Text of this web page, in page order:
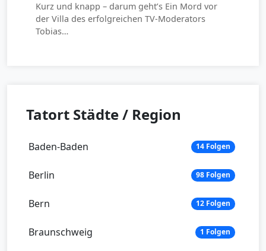
Kurz und knapp – darum geht’s Ein Mord vor
der Villa des erfolgreichen TV-Moderators
Tobias…
Tatort Städte / Region
Baden-Baden 14 Folgen
Berlin 98 Folgen
Bern 12 Folgen
Braunschweig 1 Folgen